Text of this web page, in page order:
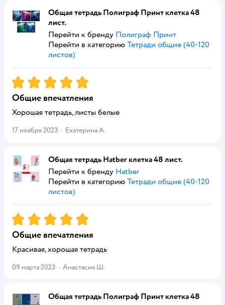
Общая тетрадь Полиграф Принт клетка 48
лист.
Перейти к бренду Полиграф Принт
Перейти в категорию Тетради общие (40-120
листов)
Рейтинг:5
Общие впечатления
Хорошая тетрадь, листы белые
17 ноября 2023 · Екатерина А.
Общая тетрадь Hatber клетка 48 лист.
Перейти к бренду Hatber
Перейти в категорию Тетради общие (40-120
листов)
Рейтинг:5
Общие впечатления
Красивая, хорошая тетрадь
09 марта 2023 · Анастасия Ш.
Общая тетрадь Полиграф Принт клетка 48